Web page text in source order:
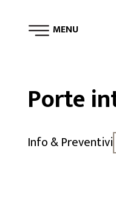
MENU
Porte
Info & Preventivi